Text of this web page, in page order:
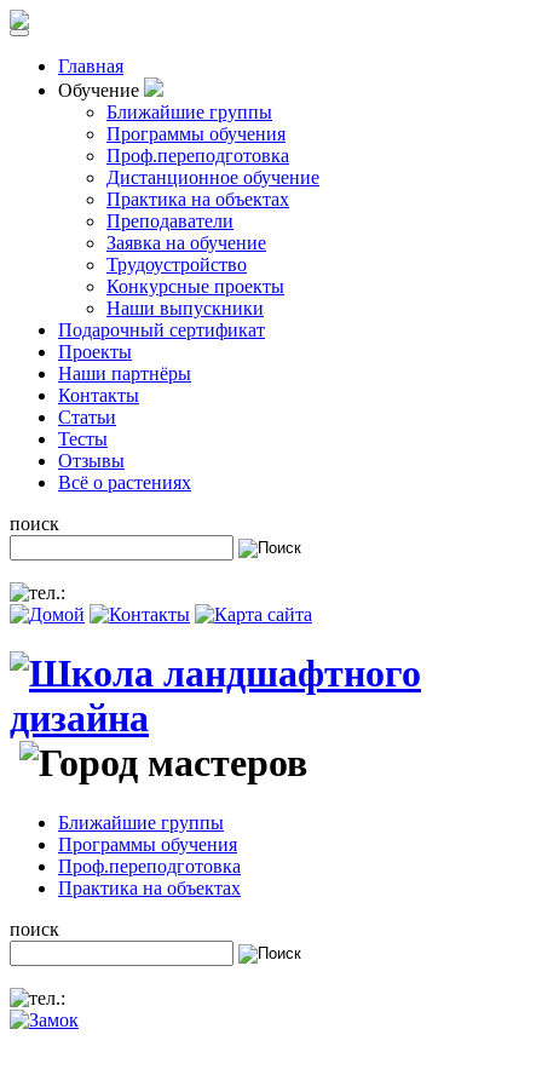
Главная
Обучение
Ближайшие группы
Программы обучения
Проф.переподготовка
Дистанционное обучение
Практика на объектах
Преподаватели
Заявка на обучение
Трудоустройство
Конкурсные проекты
Наши выпускники
Подарочный сертификат
Проекты
Наши партнёры
Контакты
Статьи
Тесты
Отзывы
Всё о растениях
поиск
Ближайшие группы
Программы обучения
Проф.переподготовка
Практика на объектах
поиск